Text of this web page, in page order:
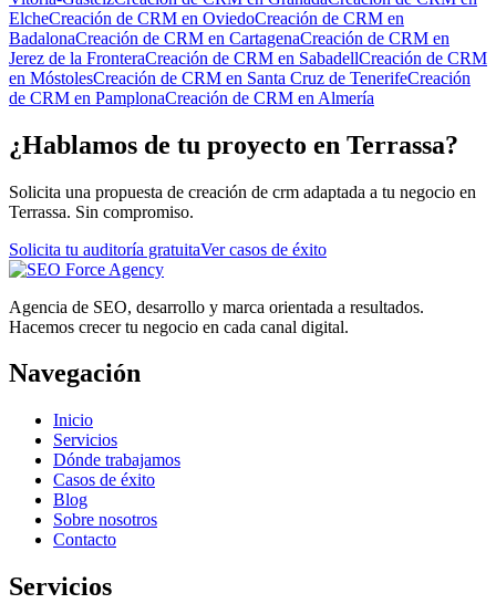
ElcheCreación de CRM en OviedoCreación de CRM en
BadalonaCreación de CRM en CartagenaCreación de CRM en
Jerez de la FronteraCreación de CRM en SabadellCreación de CRM
en MóstolesCreación de CRM en Santa Cruz de TenerifeCreación
de CRM en PamplonaCreación de CRM en Almería
¿Hablamos de tu proyecto en Terrassa?
Solicita una propuesta de creación de crm adaptada a tu negocio en
Terrassa. Sin compromiso.
Solicita tu auditoría gratuitaVer casos de éxito
Agencia de SEO, desarrollo y marca orientada a resultados.
Hacemos crecer tu negocio en cada canal digital.
Navegación
Inicio
Servicios
Dónde trabajamos
Casos de éxito
Blog
Sobre nosotros
Contacto
Servicios